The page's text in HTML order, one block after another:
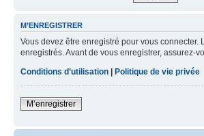
M’ENREGISTRER
Vous devez être enregistré pour vous
enregistrés. Avant de vous enregistrer, assurez-
Conditions d’utilisation | Politique de vie privée
M’enregistrer